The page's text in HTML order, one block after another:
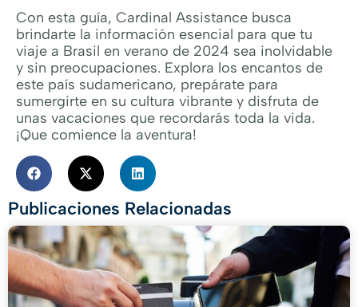
Con esta guía, Cardinal Assistance busca
brindarte la información esencial para que tu
viaje a Brasil en verano de 2024 sea inolvidable
y sin preocupaciones. Explora los encantos de
este país sudamericano, prepárate para
sumergirte en su cultura vibrante y disfruta de
unas vacaciones que recordarás toda la vida.
¡Que comience la aventura!
Publicaciones Relacionadas